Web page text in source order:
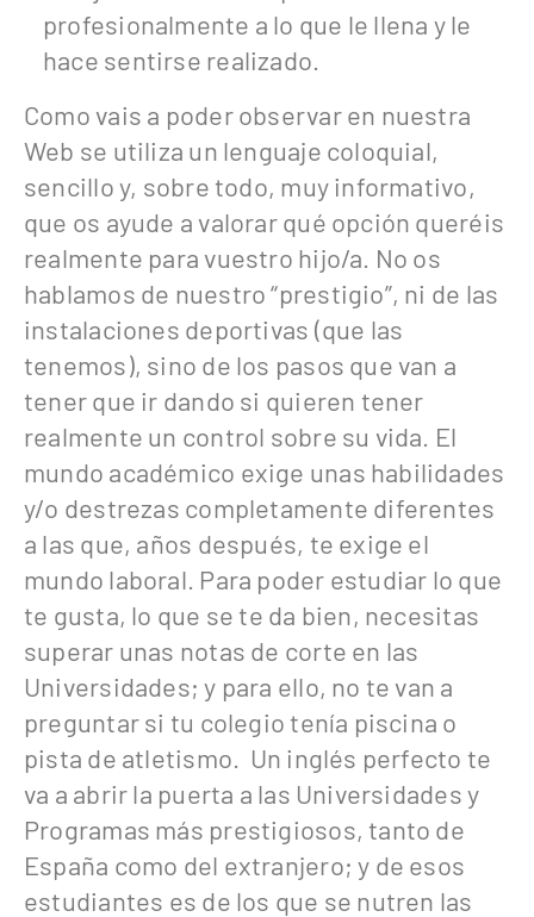
profesionalmente a lo que le llena y le
hace sentirse realizado.
Como vais a poder observar en nuestra
Web se utiliza un lenguaje coloquial,
sencillo y, sobre todo, muy informativo,
que os ayude a valorar qué opción queréis
realmente para vuestro hijo/a. No os
hablamos de nuestro “prestigio”, ni de las
instalaciones deportivas (que las
tenemos), sino de los pasos que van a
tener que ir dando si quieren tener
realmente un control sobre su vida. El
mundo académico exige unas habilidades
y/o destrezas completamente diferentes
a las que, años después, te exige el
mundo laboral. Para poder estudiar lo que
te gusta, lo que se te da bien, necesitas
superar unas notas de corte en las
Universidades; y para ello, no te van a
preguntar si tu colegio tenía piscina o
pista de atletismo. Un inglés perfecto te
va a abrir la puerta a las Universidades y
Programas más prestigiosos, tanto de
España como del extranjero; y de esos
estudiantes es de los que se nutren las